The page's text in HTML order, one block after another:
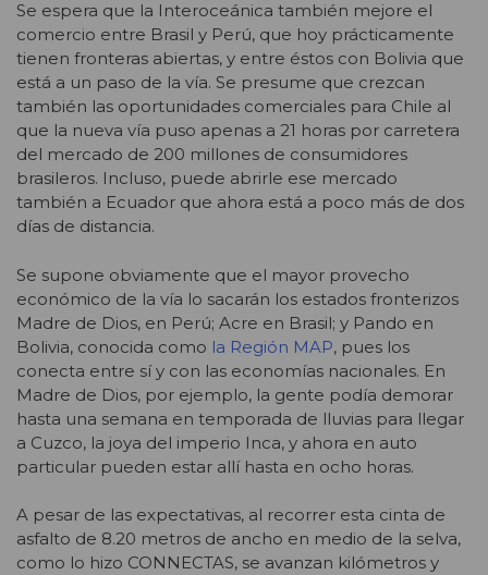
Se espera que la Interoceánica también mejore el
comercio entre Brasil y Perú, que hoy prácticamente
tienen fronteras abiertas, y entre éstos con Bolivia que
está a un paso de la vía. Se presume que crezcan
también las oportunidades comerciales para Chile al
que la nueva vía puso apenas a 21 horas por carretera
del mercado de 200 millones de consumidores
brasileros. Incluso, puede abrirle ese mercado
también a Ecuador que ahora está a poco más de dos
días de distancia.
Se supone obviamente que el mayor provecho
económico de la vía lo sacarán los estados fronterizos
Madre de Dios, en Perú; Acre en Brasil; y Pando en
Bolivia, conocida como la Región MAP, pues los
conecta entre sí y con las economías nacionales. En
Madre de Dios, por ejemplo, la gente podía demorar
hasta una semana en temporada de lluvias para llegar
a Cuzco, la joya del imperio Inca, y ahora en auto
particular pueden estar allí hasta en ocho horas.
A pesar de las expectativas, al recorrer esta cinta de
asfalto de 8.20 metros de ancho en medio de la selva,
como lo hizo CONNECTAS, se avanzan kilómetros y